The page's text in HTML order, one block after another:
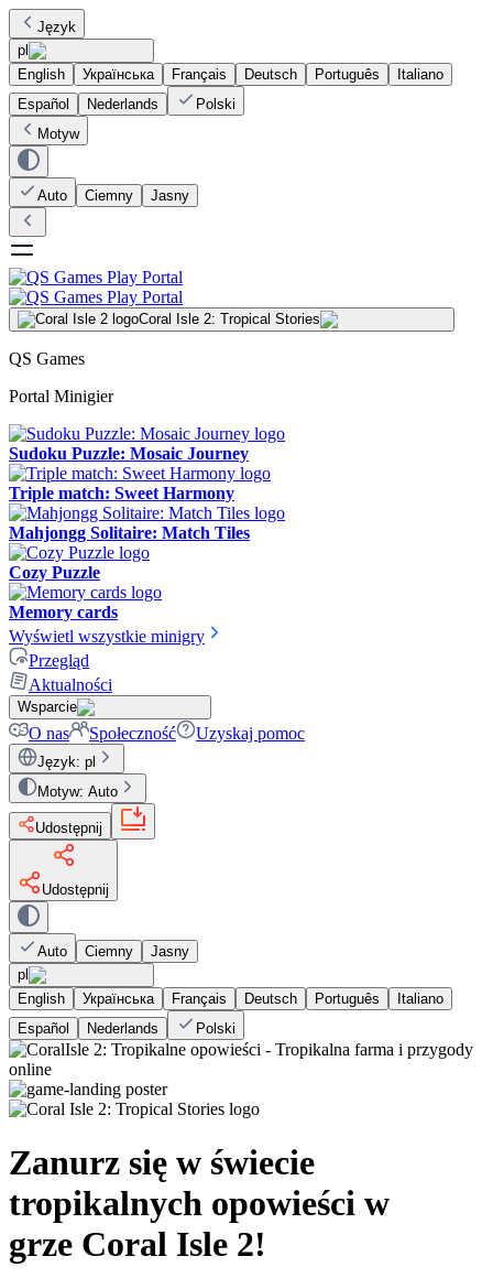
Język
pl
English
Українська Français Deutsch Português
Italiano
Español
Nederlands
Polski
Motyw
Auto Ciemny Jasny
Coral Isle 2: Tropical Stories
QS Games
Portal Minigier
Sudoku Puzzle: Mosaic Journey
Triple match: Sweet Harmony
Mahjongg Solitaire: Match Tiles
Cozy Puzzle
Memory cards
Wyświetl wszystkie minigry
Przegląd
Aktualności
Wsparcie
O nas Społeczność Uzyskaj pomoc
Język: pl
Motyw: Auto
Udostępnij
Udostępnij
Auto Ciemny
Jasny
pl
English
Українська Français Deutsch Português
Italiano
Español
Nederlands Polski
Zanurz się w świecie
tropikalnych opowieści w
grze Coral Isle 2!